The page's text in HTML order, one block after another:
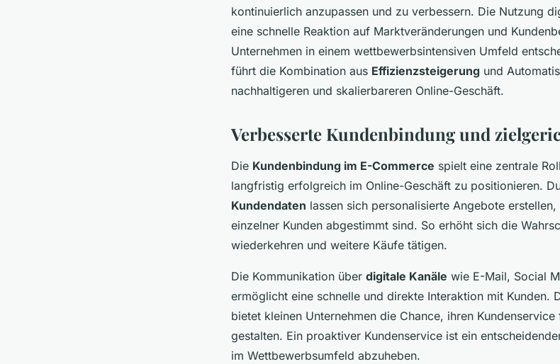
kontinuierlich anzupassen und zu verbessern. Die Nutzung
eine schnelle Reaktion auf Marktveränderungen und
Unternehmen in einem wettbewerbsintensiven Umfeld
führt die Kombination aus Effizienzsteigerung und
nachhaltigeren und skalierbareren Online-Geschäft.
Verbesserte Kundenbindung und
Die Kundenbindung im E-Commerce spielt eine zentrale
langfristig erfolgreich im Online-Geschäft zu positionieren.
Kundendaten lassen sich personalisierte Angebote
einzelner Kunden abgestimmt sind. So erhöht sich die
wiederkehren und weitere Käufe tätigen.
Die Kommunikation über digitale Kanäle wie E-Mail, Social
ermöglicht eine schnelle und direkte Interaktion mit Kunden.
bietet kleinen Unternehmen die Chance, ihren
gestalten. Ein proaktiver Kundenservice ist ein
im Wettbewerbsumfeld abzuheben.